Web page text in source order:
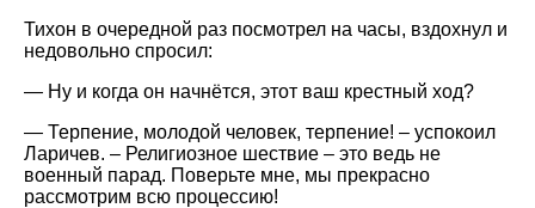
Тихон в очередной раз посмотрел на часы, вздохнул и
недовольно спросил:
— Ну и когда он начнётся, этот ваш крестный ход?
— Терпение, молодой человек, терпение! – успокоил
Ларичев. – Религиозное шествие – это ведь не
военный парад. Поверьте мне, мы прекрасно
рассмотрим всю процессию!